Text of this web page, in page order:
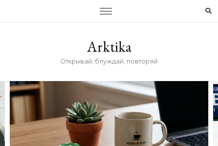
Arktika
Открывай, блуждай, повторяй